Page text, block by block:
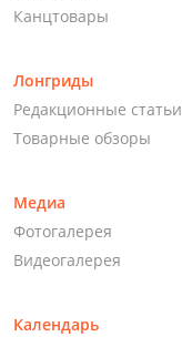
Канцтовары
Лонгриды
Редакционные статьи
Товарные обзоры
Медиа
Фотогалерея
Видеогалерея
Календарь